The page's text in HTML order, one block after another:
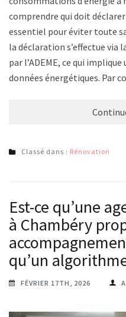
comprendre qui doit
essentiel pour éviter toute
la déclaration s’effectue via
par l’ADEME, ce qui
données énergétiques. Par
Classé dans : Rénovation
Est-ce qu’une
à Chambéry
qu’un
FÉVRIER 17TH, 2026